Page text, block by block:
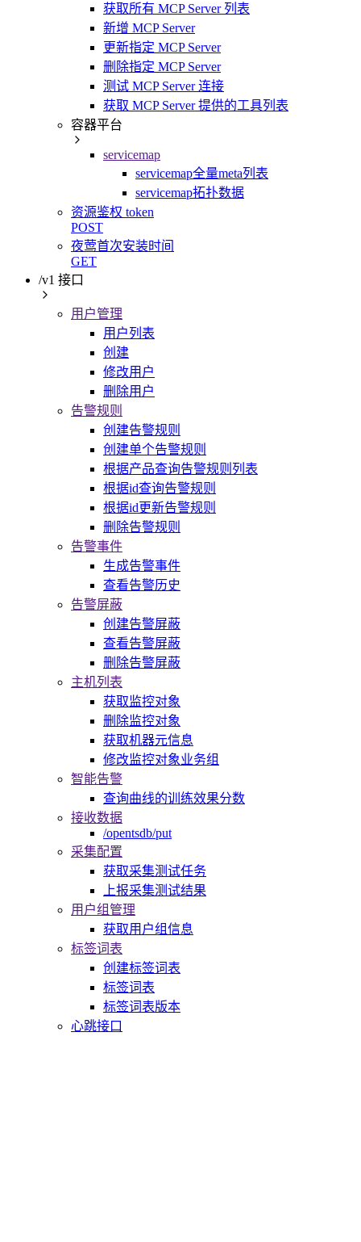
获取所有 MCP Server 列表
新增 MCP Server
更新指定 MCP Server
删除指定 MCP Server
测试 MCP Server 连接
获取 MCP Server 提供的工具列表
容器平台
servicemap
servicemap全量meta列表
servicemap拓扑数据
资源鉴权 token
POST
夜莺首次安装时间
GET
/v1 接口
用户管理
用户列表
创建
修改用户
删除用户
告警规则
创建告警规则
创建单个告警规则
根据产品查询告警规则列表
根据id查询告警规则
根据id更新告警规则
删除告警规则
告警事件
生成告警事件
查看告警历史
告警屏蔽
创建告警屏蔽
查看告警屏蔽
删除告警屏蔽
主机列表
获取监控对象
删除监控对象
获取机器元信息
修改监控对象业务组
智能告警
查询曲线的训练效果分数
接收数据
/opentsdb/put
采集配置
获取采集测试任务
上报采集测试结果
用户组管理
获取用户组信息
标签词表
创建标签词表
标签词表
标签词表版本
心跳接口